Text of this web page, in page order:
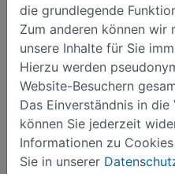
Sie haben Fragen ?
Stadtverwaltung Geyer
Altmarkt 1 · 09468 Geyer
die grundlegende
Zum anderen können
unsere Inhalte für Sie
Hierzu werden
Website-Besuchern
Das Einverständnis in
können Sie jederzeit
Informationen zu
Sie in unserer